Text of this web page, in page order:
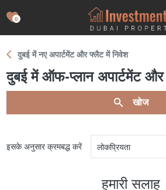
0
दुबई में नए अपार्टमेंट और फ्लैट में निवेश
दुबई में ऑफ-प्लान अपार्टमेंट
खोज
इसके अनुसार क्रमबद्ध करें लोकप्रियता
हमारी सलाह